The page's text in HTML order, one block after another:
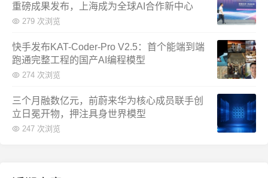
重磅成果发布，上海成为全球AI合作新中心
279 次浏览
快手发布KAT-Coder-Pro V2.5：首个能端到端
跑通完整工程的国产AI编程模型
274 次浏览
三个月融数亿元，前蔚来华为核心成员联手创
立日冕开物，押注具身世界模型
247 次浏览